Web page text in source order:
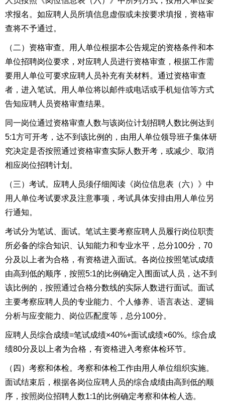
求报名。 如应聘人员所填信息虚假或未按要求填报，资格审
查将不予通过。
（二）资格审查。用人单位根据本公告规定的资格条件和本
单位招聘岗位要求，对应聘人员进行资格审查，根据工作需
要用人单位可要求应聘人员补充有关材料。通过资格审查
者，进入笔试。
用人单位将以邮件或电话或手机短信等方式
告知应聘人员资格审查结果。
同一岗位通过资格审查人数与该岗位计划招聘人数比例达到
5:1方可开考，达不到该比例的，由用人单位领导班子集体研
究决定是否按照通过资格审查实际人数开考，或减少、取消
相应岗位招聘计划。
（三）考试。 应聘人员须仔细阅读《岗位信息表（六）》中
用人单位考试要求及注意事项，考试具体安排由用人单位另
行通知。
考试分为笔试、面试。笔试主要考察应聘人员履行岗位职责
所必备的综合知识、认知能力和专业水平，总分100分， 70
分及以上者为合格，有资格进入面试。各岗位按照笔试成绩
由高到低的顺序，按照5:1的比例确定入围面试人员，达不到
该比例的，按照通过合格分数线的实际人数进行面试。面试
主要考察应聘人员的专业能力、个人修养、语言表达、逻辑
分析与应变能力、岗位匹配度等，总分100分。
应聘人员综合成绩=笔试成绩×40%+面试成绩×60%。 综合成
绩80分及以上者为合格，有资格进入考察体检环节。
（四）考察和体检。考察和体检工作由用人单位组织实施。
面试结束后，根据各岗位应聘人员的综合成绩由高到低的顺
序，按照岗位招聘人数1:1的比例确定考察和体检人选。